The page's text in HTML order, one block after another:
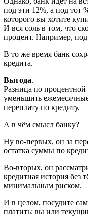
под эти 12%, а под тот
которого вы хотите
И вся соль в том, что
процент. Например,
В то же время банк
кредита.
Выгода.
Разница по процентной
уменьшить
переплату по кредиту.
А в чëм смысл банку?
Ну во-первых, он за
остатка суммы по
Во-вторых, он
кредитная история без
минимальным риском.
И в целом, посудите
платить: вы или